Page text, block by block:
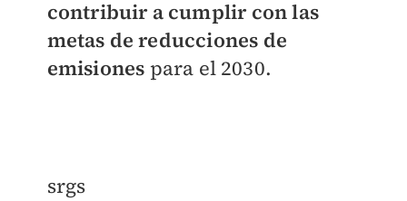
contribuir a cumplir con las
metas de reducciones de
emisiones para el 2030.
srgs